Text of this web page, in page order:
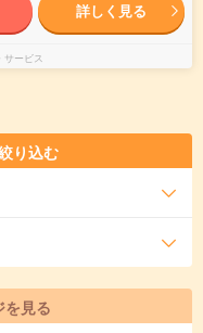
詳しく見る
サービス
り込む
を見る